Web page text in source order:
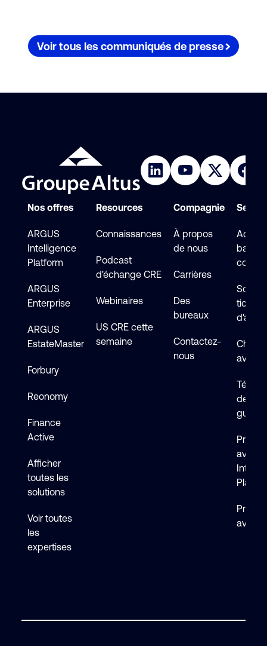
Voir tous les communiqués de presse
Nos offres
ARGUS
Intelligence
Platform
ARGUS
Enterprise
ARGUS
EstateMaster
Forbury
Reonomy
Finance
Active
Afficher
toutes les
solutions
Voir toutes
les
expertises
Resources
Connaissances
Podcast
d'échange CRE
Webinaires
US CRE cette
semaine
Compagnie
À propos
de nous
Carrières
Des
bureaux
Contactez-
nous
base
ticket
Chat
avec
de
guides
avec
avec